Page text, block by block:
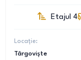
Etajul 4
Locație:
Târgoviște